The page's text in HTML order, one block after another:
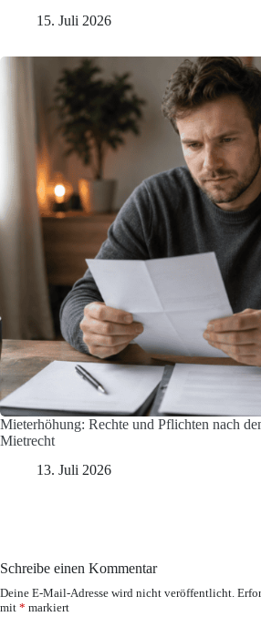
15. Juli 2026
Mieterhöhung: Rechte und Pflichten nach
Mietrecht
13. Juli 2026
Schreibe einen Kommentar
Deine E-Mail-Adresse wird nicht veröffentlicht.
mit * markiert